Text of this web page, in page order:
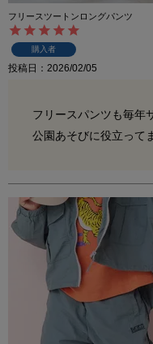
フリースツートンロングパンツ
購入者
投稿日 2026/02/05
フリースパンツも毎年
公園あそびに役立って